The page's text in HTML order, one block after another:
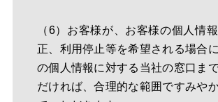
（6）お客様が、お客様の個人情
正、利用停止等を希望される場合
の個人情報に対する当社の窓口ま
だければ、合理的な範囲ですみや